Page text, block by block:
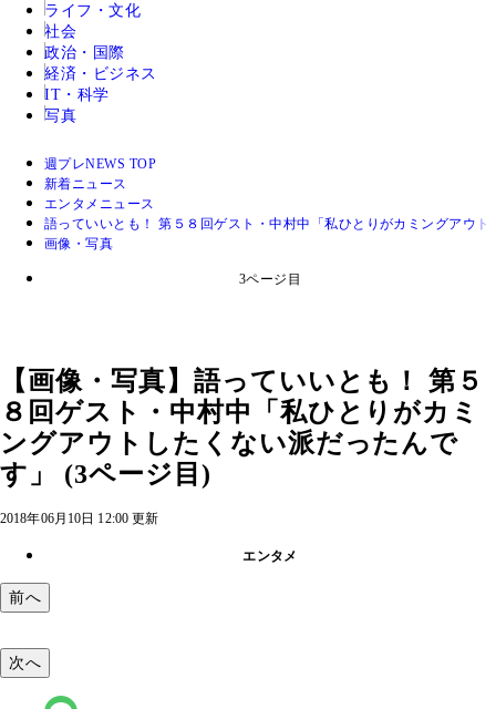
ライフ・文化
社会
政治・国際
経済・ビジネス
IT・科学
写真
週プレNEWS TOP
新着ニュース
エンタメニュース
語っていいとも！ 第５８回ゲスト・中村中「私ひとりがカミングアウ
画像・写真
3ページ目
【画像・写真】語っていいとも！ 第５
８回ゲスト・中村中「私ひとりがカミ
ングアウトしたくない派だったんで
す」 (3ページ目)
2018年06月10日 12:00 更新
エンタメ
前へ
次へ